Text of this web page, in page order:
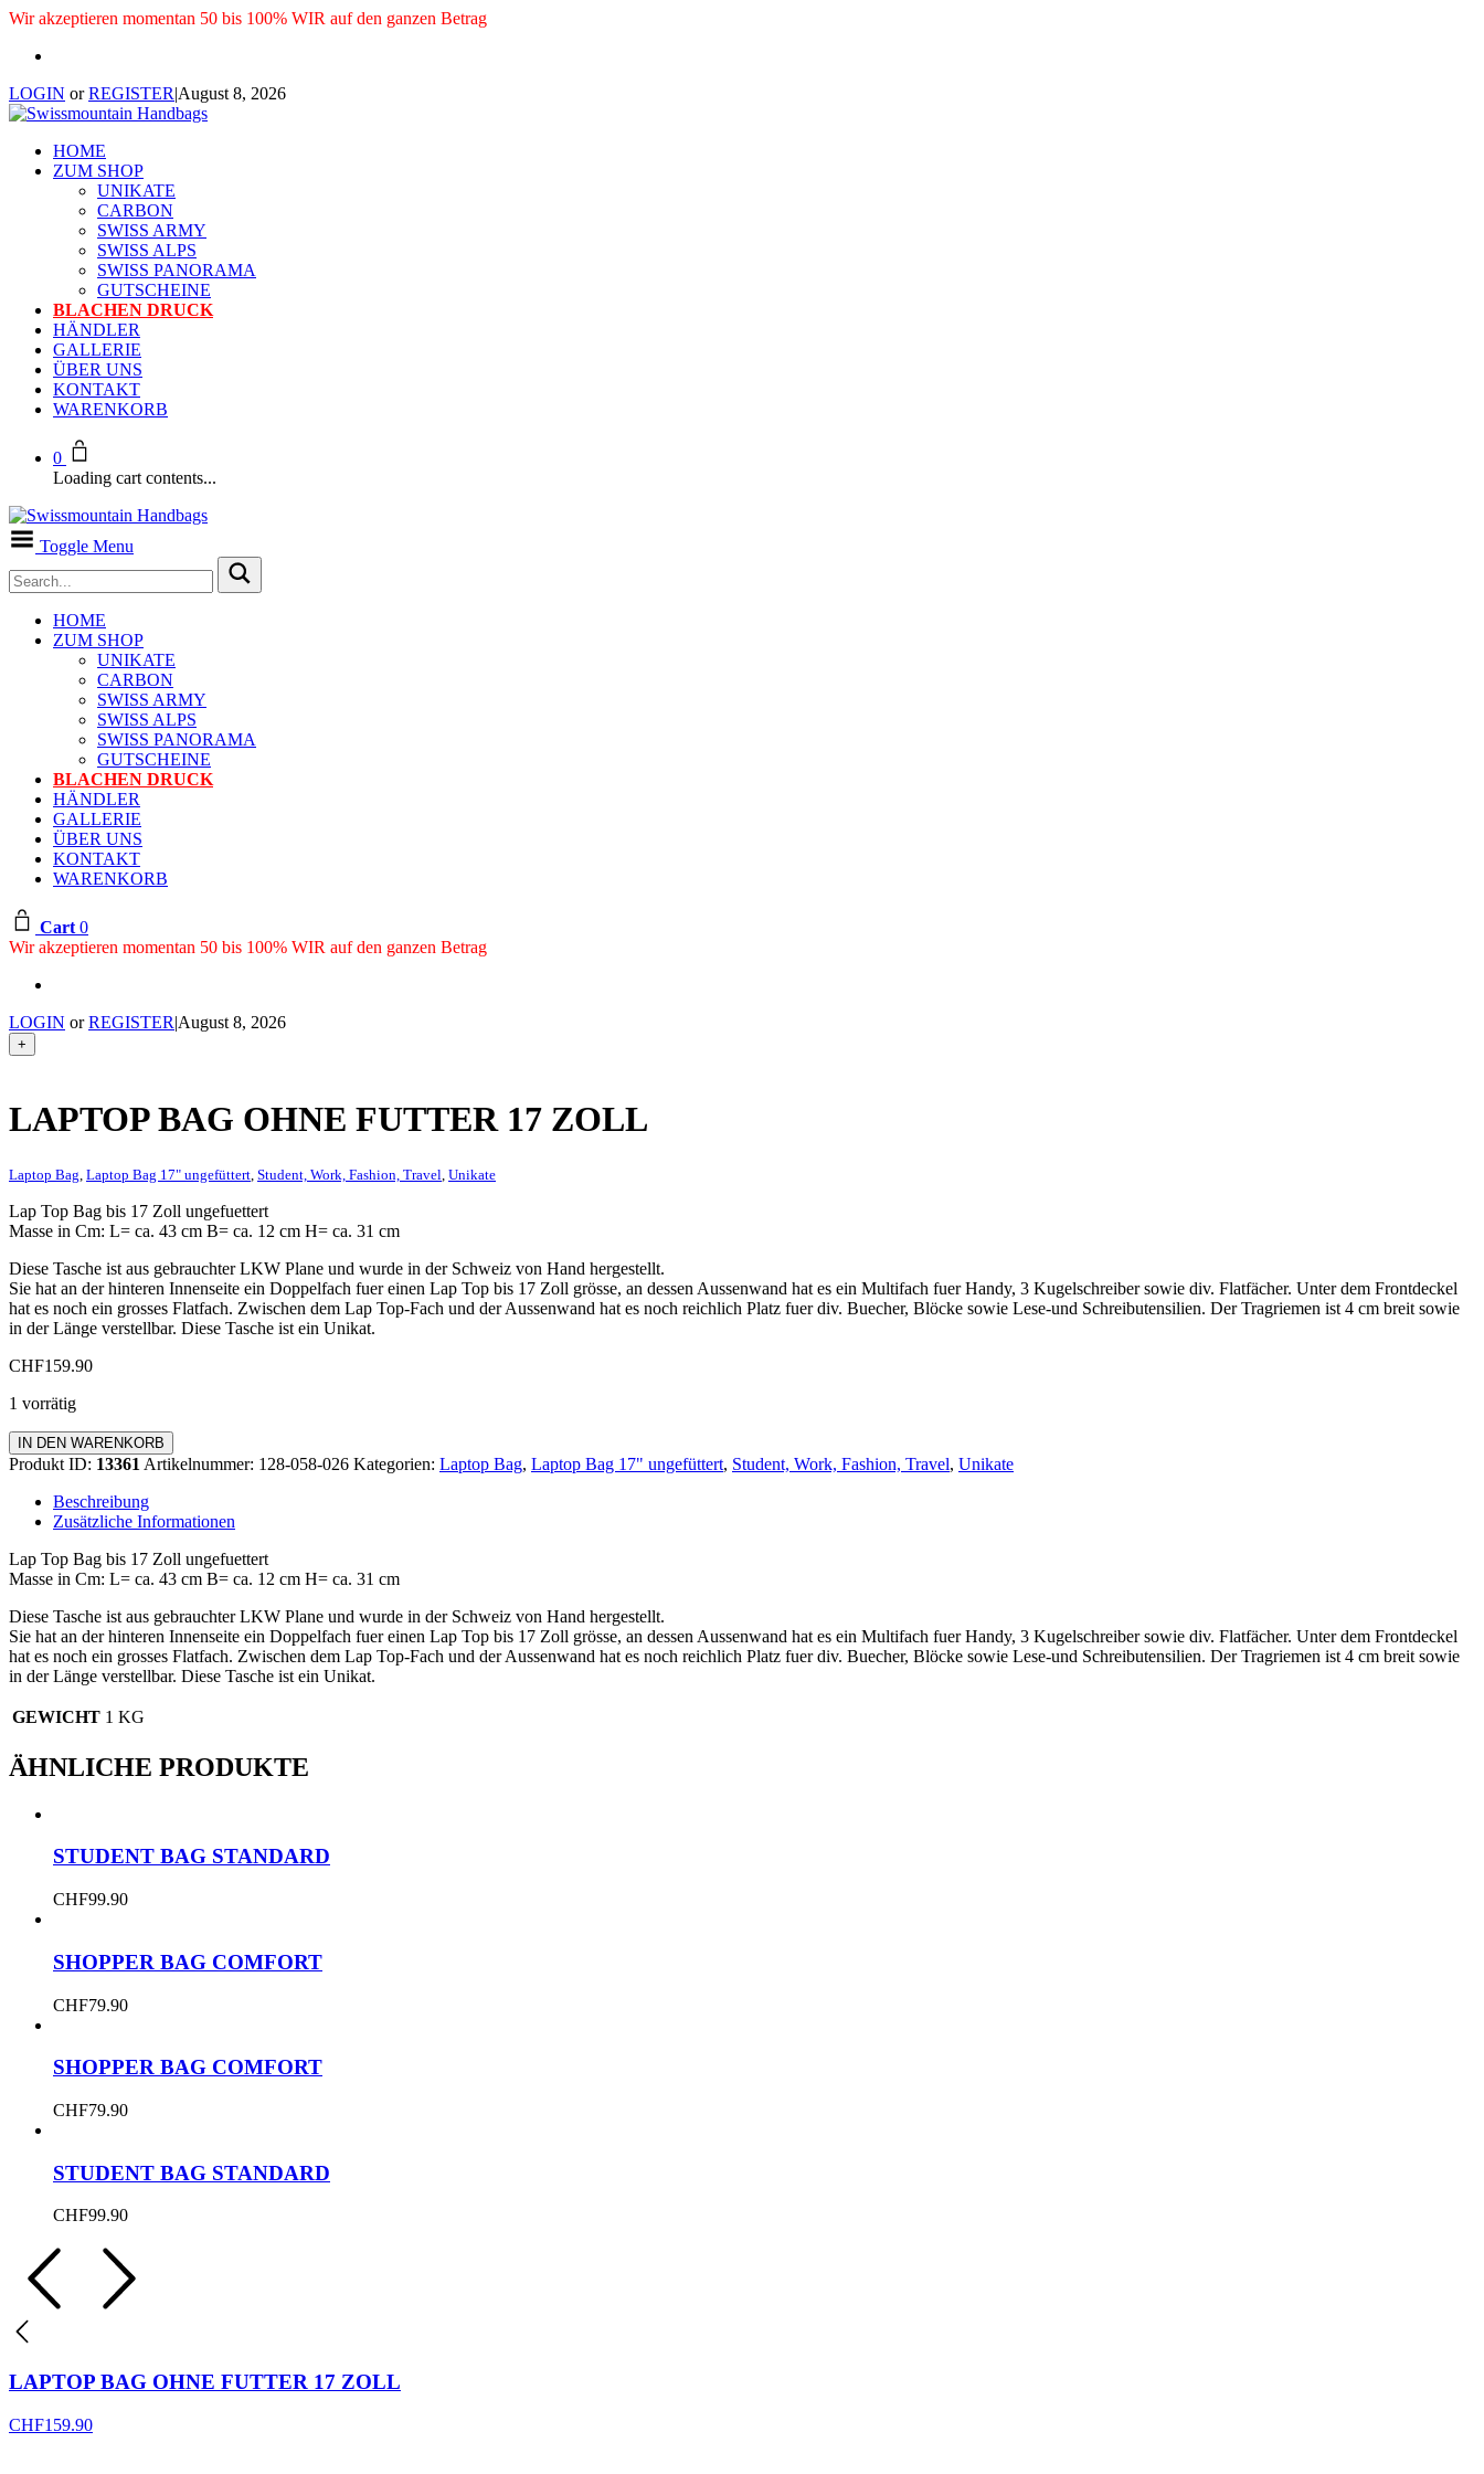
Wir akzeptieren momentan 50 bis 100% WIR auf den ganzen Betrag
LOGIN orREGISTER|August 8, 2026
HOME
ZUM SHOP
UNIKATE
CARBON
SWISS ARMY
SWISS ALPS
SWISS PANORAMA
GUTSCHEINE
BLACHEN DRUCK
HÄNDLER
GALLERIE
ÜBER UNS
KONTAKT
WARENKORB
0
Loading cart contents...
Toggle Menu
HOME
ZUM SHOP
UNIKATE
CARBON
SWISS ARMY
SWISS ALPS
SWISS PANORAMA
GUTSCHEINE
BLACHEN DRUCK
HÄNDLER
GALLERIE
ÜBER UNS
KONTAKT
WARENKORB
Cart 0
Wir akzeptieren momentan 50 bis 100% WIR auf den ganzen Betrag
LOGIN orREGISTER|August 8, 2026
+
LAPTOP BAG OHNE FUTTER 17 ZOLL
Laptop Bag Laptop Bag 17" ungefüttert Student, Work, Fashion, Travel Unikate
Lap Top Bag bis 17 Zoll ungefuettert
Masse in Cm: L= ca. 43 cm B= ca. 12 cm H= ca. 31 cm
Diese Tasche ist aus gebrauchter LKW Plane und wurde in der Schweiz von Hand hergestellt.
Sie hat an der hinteren Innenseite ein Doppelfach fuer einen Lap Top bis 17 Zoll grösse, an dessen Aussenwand hat es ein Multifach fuer Handy, 3 Kugelschreiber sowie div. Flatfächer. Unter dem Frontdeckel
hat es noch ein grosses Flatfach. Zwischen dem Lap Top-Fach und der Aussenwand hat es noch reichlich Platz fuer div. Buecher, Blöcke sowie Lese-und Schreibutensilien. Der Tragriemen ist 4 cm breit sowie
in der Länge verstellbar. Diese Tasche ist ein Unikat.
CHF159.90
1 vorrätig
Laptop
Bag
Futter
Menge
IN DEN WARENKORB
Produkt ID: 13361 Artikelnummer: 128-058-026 Kategorien: Laptop Bag, Laptop Bag 17" ungefüttert, Student, Work, Fashion, Travel, Unikate
Beschreibung
Zusätzliche Informationen
Lap Top Bag bis 17 Zoll ungefuettert
Masse in Cm: L= ca. 43 cm B= ca. 12 cm H= ca. 31 cm
Diese Tasche ist aus gebrauchter LKW Plane und wurde in der Schweiz von Hand hergestellt.
Sie hat an der hinteren Innenseite ein Doppelfach fuer einen Lap Top bis 17 Zoll grösse, an dessen Aussenwand hat es ein Multifach fuer Handy, 3 Kugelschreiber sowie div. Flatfächer. Unter dem Frontdeckel
hat es noch ein grosses Flatfach. Zwischen dem Lap Top-Fach und der Aussenwand hat es noch reichlich Platz fuer div. Buecher, Blöcke sowie Lese-und Schreibutensilien. Der Tragriemen ist 4 cm breit sowie
in der Länge verstellbar. Diese Tasche ist ein Unikat.
GEWICHT 1 KG
ÄHNLICHE PRODUKTE
STUDENT BAG STANDARD
CHF99.90
SHOPPER BAG COMFORT
CHF79.90
SHOPPER BAG COMFORT
CHF79.90
STUDENT BAG STANDARD
CHF99.90
LAPTOP BAG OHNE FUTTER 17 ZOLL
CHF159.90